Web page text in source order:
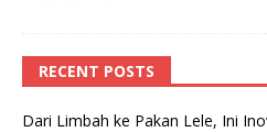
RECENT POSTS
Dari Limbah ke Pakan Lele, Ini